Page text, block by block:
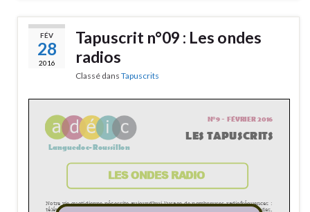
FÉV
28
2016
Tapuscrit n°09 : Les ondes
radios
Classé dans Tapuscrits